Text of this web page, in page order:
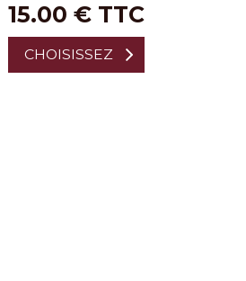
15.00 € TTC
CHOISISSEZ